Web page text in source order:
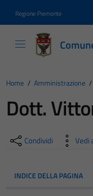
Regione Piemonte
Home / Amministrazione /
Dott.
Condividi Vedi
INDICE DELLA PAGINA